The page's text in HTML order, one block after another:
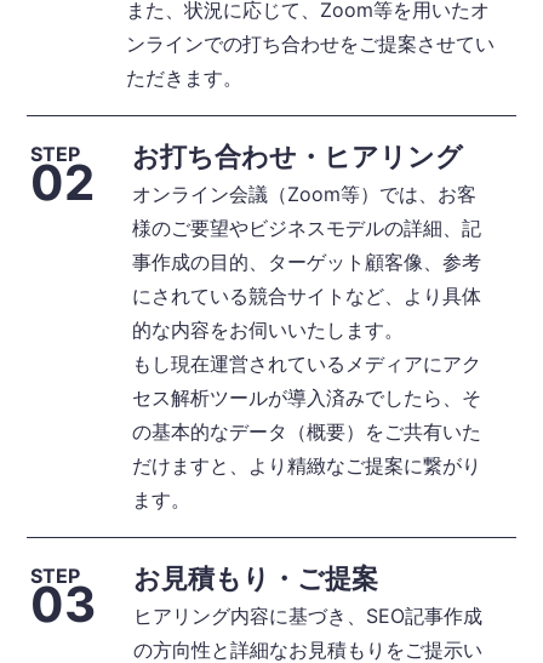
また、状況に応じて、Zoom等を用いたオ
ンラインでの打ち合わせをご提案させてい
ただきます。
STEP
02 お打ち合わせ・ヒアリング
オンライン会議（Zoom等）では、お客
様のご要望やビジネスモデルの詳細、記
事作成の目的、ターゲット顧客像、参考
にされている競合サイトなど、より具体
的な内容をお伺いいたします。
もし現在運営されているメディアにアク
セス解析ツールが導入済みでしたら、そ
の基本的なデータ（概要）をご共有いた
だけますと、より精緻なご提案に繋がり
ます。
STEP
03 お見積もり・ご提案
ヒアリング内容に基づき、SEO記事作成
の方向性と詳細なお見積もりをご提示い